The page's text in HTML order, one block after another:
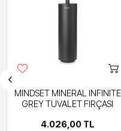
MINDSET MINERAL INFINITE
GREY TUVALET FIRÇASI
4.026,00 TL